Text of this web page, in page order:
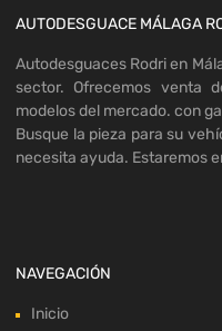
AUTODESGUACE MÁLAGA
Autodesguaces Rodri en
sector. Ofrecemos venta
modelos del mercado. con
Busque la pieza para su
necesita ayuda. Estaremos
NAVEGACIÓN
Inicio